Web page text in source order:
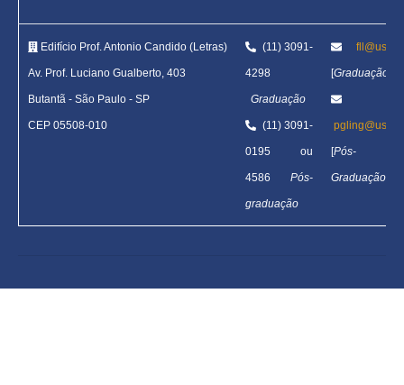
Edifício Prof. Antonio Candido (Letras)
Av. Prof. Luciano Gualberto, 403
Butantã - São Paulo - SP
CEP 05508-010
(11) 3091-
4298
Graduação
(11) 3091-
0195 ou
4586 Pós-
graduação
[Graduação
[Pós-
Graduação